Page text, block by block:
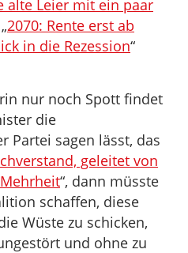
alte Leier mit ein paar
2070: Rente erst ab
in die Rezession“
nur noch Spott findet
die
Partei sagen lässt, das
geleitet von
“, dann müsste
schaffen, diese
Wüste zu schicken,
und ohne zu